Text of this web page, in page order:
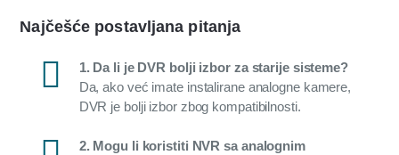
Najčešće postavljana pitanja
1. Da li je DVR bolji izbor za starije sisteme?
Da, ako već imate instalirane analogne kamere,
DVR je bolji izbor zbog kompatibilnosti.
2. Mogu li koristiti NVR sa analognim